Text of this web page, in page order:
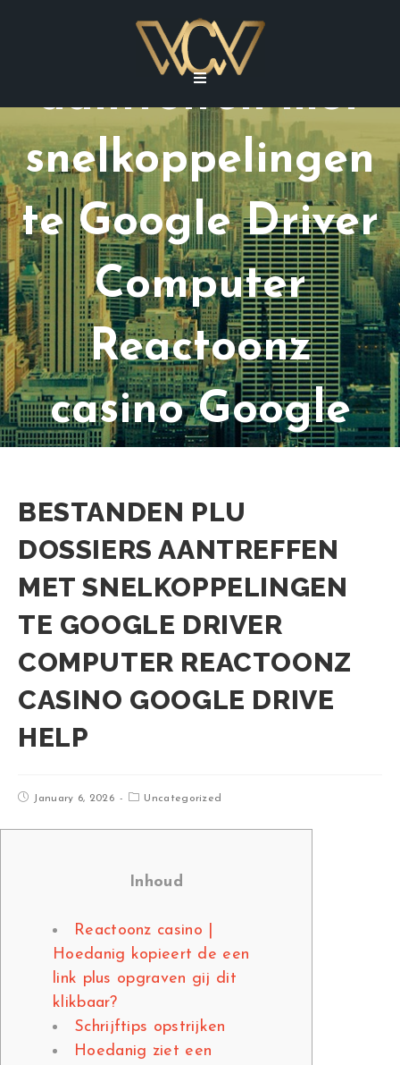
dossiers
aantreffen met
snelkoppelingen
te Google Driver
Computer
Reactoonz
casino Google
BESTANDEN PLU
DOSSIERS AANTREFFEN
MET SNELKOPPELINGEN
TE GOOGLE DRIVER
COMPUTER REACTOONZ
CASINO GOOGLE DRIVE
HELP
January 6, 2026 Uncategorized
Inhoud
Reactoonz casino |
Hoedanig kopieert de een
link plus opgraven gij dit
klikbaar?
Schrijftips opstrijken
Hoedanig ziet een